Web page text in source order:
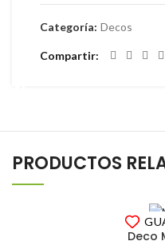
Categoría: Decos
Compartir
PRODUCTOS
Deco
Instagram
Facebook